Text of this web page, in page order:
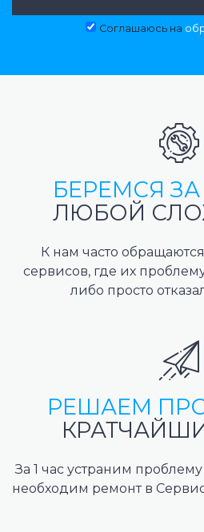
Соглашаюсь на
БЕРЕМСЯ
ЛЮБОЙ
К нам часто
сервисов, где их
либо просто
РЕШАЕМ
За 1 час устраним
необходим ремонт в